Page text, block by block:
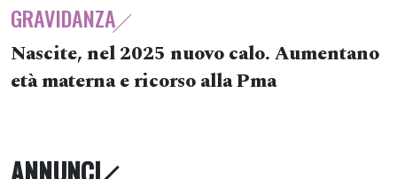
GRAVIDANZA
Nascite, nel 2025 nuovo calo. Aumentano
età materna e ricorso alla Pma
ANNUNCI